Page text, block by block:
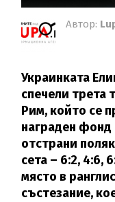
Автор:
Украинката
спечели трета
Рим, който се
награден фонд
отстрани
сета – 6:2, 4:6,
място в
състезание,